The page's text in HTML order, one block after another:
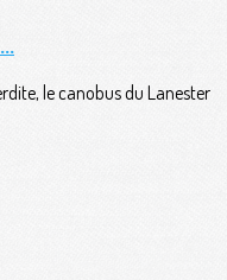
le canobus du Lanester